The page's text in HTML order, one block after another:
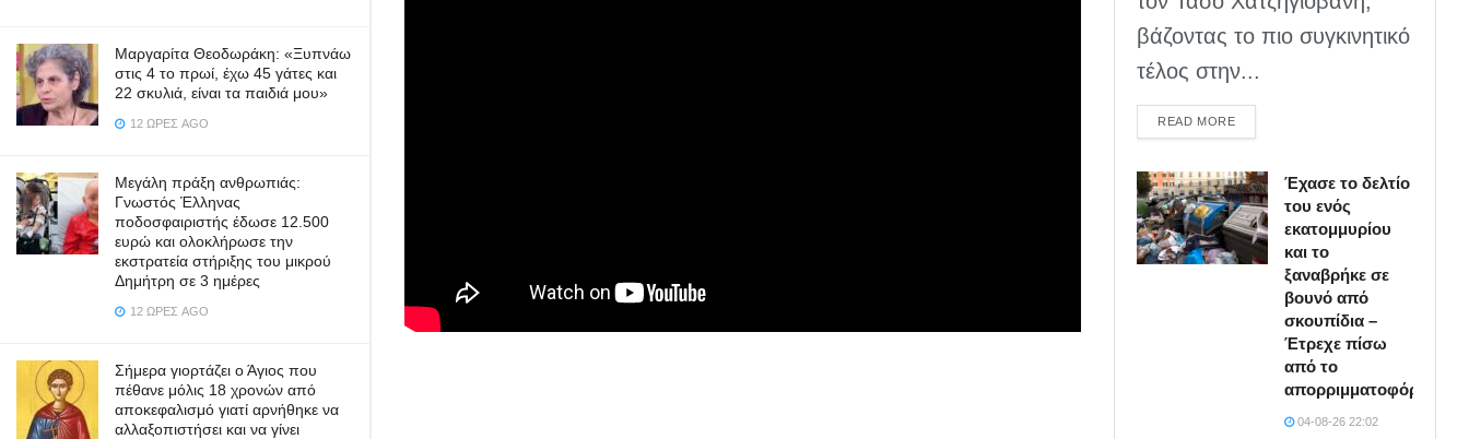
Μαργαρίτα Θεοδωράκη: «Ξυπνάω
στις 4 το πρωί, έχω 45 γάτες και
22 σκυλιά, είναι τα παιδιά μου»
12 ΏΡΕΣ AGO
Μεγάλη πράξη ανθρωπιάς:
Γνωστός Έλληνας
ποδοσφαιριστής έδωσε 12.500
ευρώ και ολοκλήρωσε την
εκστρατεία στήριξης του μικρού
Δημήτρη σε 3 ημέρες
12 ΏΡΕΣ AGO
Σήμερα γιορτάζει ο Άγιος που
πέθανε μόλις 18 χρονών από
αποκεφαλισμό γιατί αρνήθηκε να
αλλαξοπιστήσει και να γίνει
βάζοντας το πιο συγκινητικό
τέλος στην...
READ MOREDETAILS
Έχασε το δελτίο
του ενός
εκατομμυρίου
και το
ξαναβρήκε σε
βουνό από
σκουπίδια –
Έτρεχε πίσω
από το
απορριμματοφόρο
04-08-26 22:02